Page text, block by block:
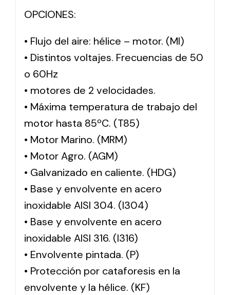
OPCIONES:
• Flujo del aire: hélice – motor. (MI)
• Distintos voltajes. Frecuencias de 50
o 60Hz
• motores de 2 velocidades.
• Máxima temperatura de trabajo del
motor hasta 85ºC. (T85)
• Motor Marino. (MRM)
• Motor Agro. (AGM)
• Galvanizado en caliente. (HDG)
• Base y envolvente en acero
inoxidable AISI 304. (I304)
• Base y envolvente en acero
inoxidable AISI 316. (I316)
• Envolvente pintada. (P)
• Protección por cataforesis en la
envolvente y la hélice. (KF)